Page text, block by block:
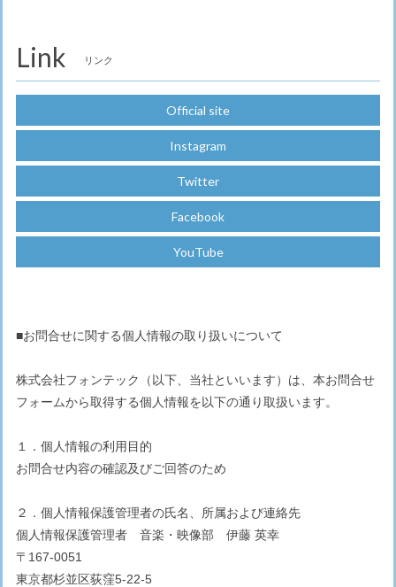
Link リンク
Official site
Instagram
Twitter
Facebook
YouTube
■お問合せに関する個人情報の取り扱いについて
株式会社フォンテック（以下、当社といいます）は、本お問合せ
フォームから取得する個人情報を以下の通り取扱います。
１．個人情報の利用目的
お問合せ内容の確認及びご回答のため
２．個人情報保護管理者の氏名、所属および連絡先
個人情報保護管理者 音楽・映像部 伊藤 英幸
〒167-0051
東京都杉並区荻窪5-22-5